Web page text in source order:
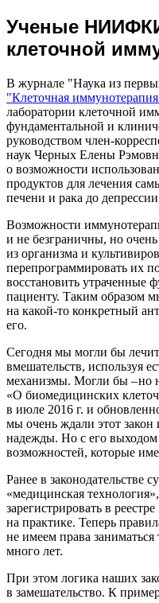
Ученые
клеточной
В журнале "Наука из
"Клеточная
лаборатории клеточной
фундаментальной и
руководством член-
наук Черных Елены
о возможности
продуктов для лечения
печени и рака до
Возможности
и не безграничны, но
из организма и
перепрограммировать их
восстановить утраченные
пациенту. Таким образом
на ­какой-то конкретный
его.
Сегодня мы могли бы
вмешательств, используя
механизмы. Могли бы – ​но
«О биомедицинских
в июле 2016 г. и
мы очень ждали этот закон
надежды. Но с его
возможностей, которые
Ранее в законодательстве
«медицинская
зарегистрировать в
на практике. Теперь
не имеем права
много лет.
При этом логика наших
в замешательство. К